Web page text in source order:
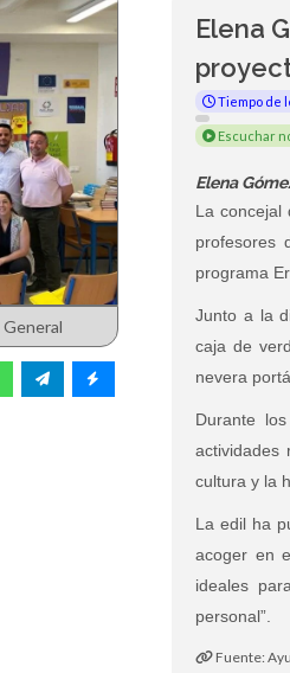
General
Elena
Tiempo de
Escuchar
Elena
La concejal
profesores
programa
Junto a la
caja de
nevera
Durante
actividades
cultura y la
La edil ha
acoger en
ideales
personal”.
Fuente: